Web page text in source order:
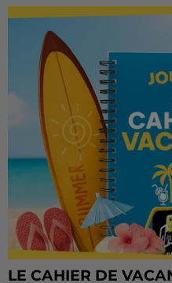
LE CAHIER DE